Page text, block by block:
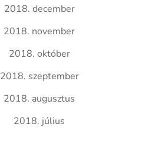
2018. december
2018. november
2018. október
2018. szeptember
2018. augusztus
2018. július